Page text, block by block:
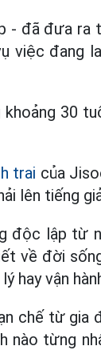
- đã đưa ra
việc đang
30
trai của
lên tiếng
độc lập từ
về đời
hay vận
chế từ gia
nào từng